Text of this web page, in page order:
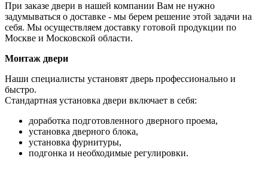
При заказе двери в нашей компании Вам не нужно
задумываться о доставке - мы берем решение этой задачи на
себя. Мы осуществляем доставку готовой продукции по
Москве и Московской области.
Монтаж двери
Наши специалисты установят дверь профессионально и
быстро.
Стандартная установка двери включает в себя:
доработка подготовленного дверного проема,
установка дверного блока,
установка фурнитуры,
подгонка и необходимые регулировки.